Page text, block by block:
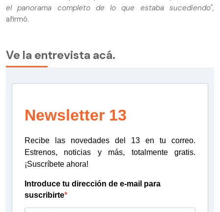
el panorama completo de lo que estaba sucediendo",
afirmó.
Ve la entrevista acá.
Newsletter 13
Recibe las novedades del 13 en tu correo.
Estrenos, noticias y más, totalmente gratis.
¡Suscríbete ahora!
Introduce tu dirección de e-mail para
suscribirte